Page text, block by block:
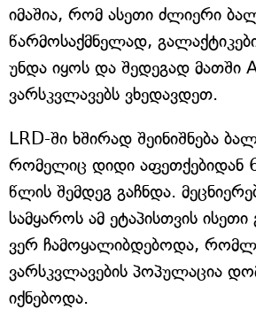
იმაშია, რომ ასეთი ძლიერი
წარმოსაქმნელად,
უნდა იყოს და შედეგად მათში
ვარსკვლავებს ვხედავდეთ.
LRD-ში ხშირად შეინიშნება
რომელიც დიდი აფეთქებიდან
წლის შემდეგ გაჩნდა.
სამყაროს ამ ეტაპისთვის ისეთი
ვერ ჩამოყალიბდებოდა,
ვარსკვლავების პოპულაცია
იქნებოდა.